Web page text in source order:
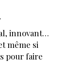
innovant…
même si
pour faire